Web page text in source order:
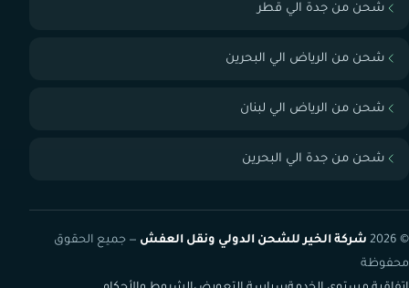
شحن من جدة الي قطر
شحن من الرياض الي البحرين
شحن من الرياض الي لبنان
شحن من جدة الي البحرين
© 2026 شركة الخير للشحن الدولي ونقل العفش — جميع الحقوق
محفوظة